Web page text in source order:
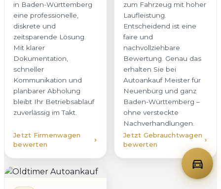
in Baden-Württemberg
eine professionelle,
diskrete und
zeitsparende Lösung.
Mit klarer
Dokumentation,
schneller
Kommunikation und
planbarer Abholung
bleibt Ihr Betriebsablauf
zuverlässig im Takt.
Jetzt Firmenwagen
bewerten
zum Fahrzeug mit hoher
Laufleistung.
Entscheidend ist eine
faire und
nachvollziehbare
Bewertung. Genau das
erhalten Sie bei
Autoankauf Meister für
Neuenbürg und ganz
Baden-Württemberg –
ohne versteckte
Nachverhandlungen.
Jetzt Gebrauchtwagen
bewerten